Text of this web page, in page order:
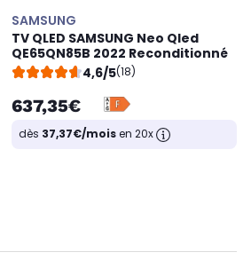
SAMSUNG
TV QLED SAMSUNG Neo Qled
QE65QN85B 2022 Reconditionné
4,6/5(18)
637,35€
dès 37,37€/moisen 20x